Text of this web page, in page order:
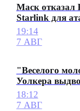
Маск отказал
Starlink для
19:14
7 АВГ
"Веселого
Уолкера
18:12
7 АВГ